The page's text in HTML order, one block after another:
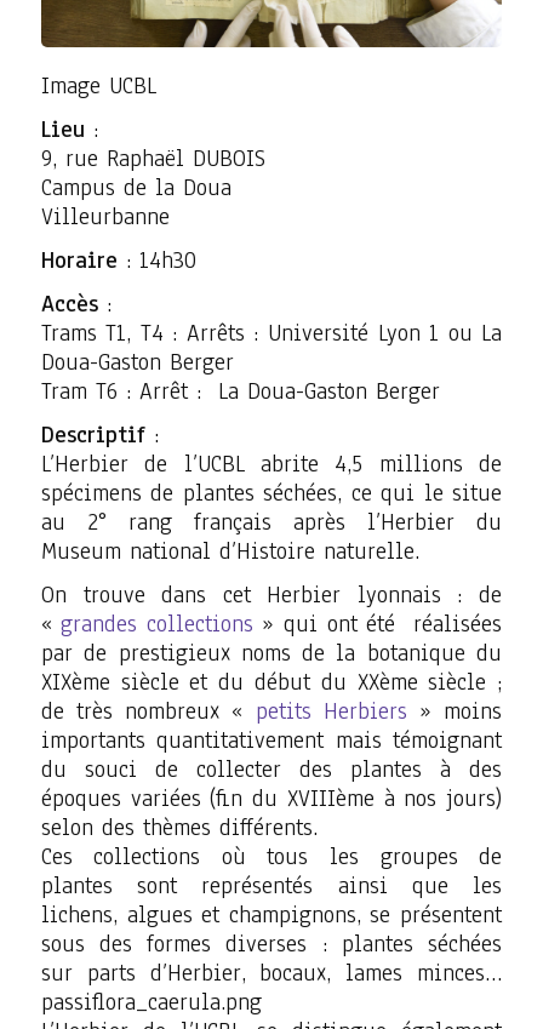
Image UCBL
Lieu :
9, rue Raphaël DUBOIS
Campus de la Doua
Villeurbanne
Horaire : 14h30
Accès:
Trams T1, T4 : Arrêts : Université Lyon 1 ou La
Doua-Gaston Berger
Tram T6 : Arrêt : La Doua-Gaston Berger
Descriptif:
L’Herbier de l’UCBL abrite 4,5 millions de
spécimens de plantes séchées, ce qui le situe
au 2° rang français après l’Herbier du
Museum national d’Histoire naturelle.
On trouve dans cet Herbier lyonnais : de
«grandes collections » qui ont été réalisées
par de prestigieux noms de la botanique du
XIXème siècle et du début du XXème siècle ;
de très nombreux « petits Herbiers » moins
importants quantitativement mais témoignant
du souci de collecter des plantes à des
époques variées (fin du XVIIIème à nos jours)
selon des thèmes différents.
Ces collections où tous les groupes de
plantes sont représentés ainsi que les
lichens, algues et champignons, se présentent
sous des formes diverses : plantes séchées
sur parts d’Herbier, bocaux, lames minces…
passiflora_caerula.png